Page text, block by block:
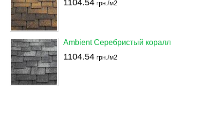
1104.54 грн./м2
Ambient Серебристый коралл
1104.54 грн./м2